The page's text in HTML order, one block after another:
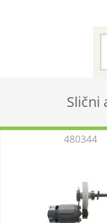
Slični
480344